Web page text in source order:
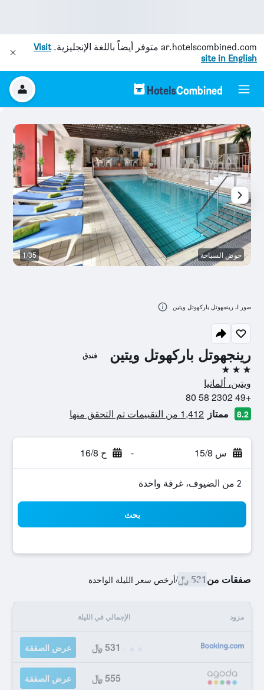
ar.hotelscombined.com متوفر أيضاً باللغة الإنجليزية.Visit
site in English
رينجهوتل باركهوتل ويتين فندق
3 نجوم
ويتين، ألمانيا
+49 2302 58 80
8.2 ممتاز 1,412 من التقييمات تم التحقق منها
س 15/8 - ح 16/8
2 من الضيوف، غرفة واحدة
بحث
صفقات من531 ﷼ /أرخص سعر الليلة الواحدة
مزود الإجمالي في الليلة
531 ﷼ عرض الصفقة
555 ﷼ عرض الصفقة
حوض السباحة 1/35
صور لـ رينجهوتل باركهوتل ويتين